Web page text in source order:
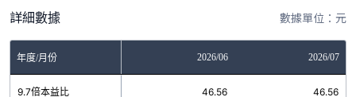
詳細數據 數據單位：元
年度/月份 2026/06 2026/07
9.7倍本益比 46.56 46.56